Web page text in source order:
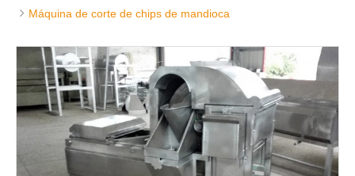
Máquina de corte de chips de mandioca